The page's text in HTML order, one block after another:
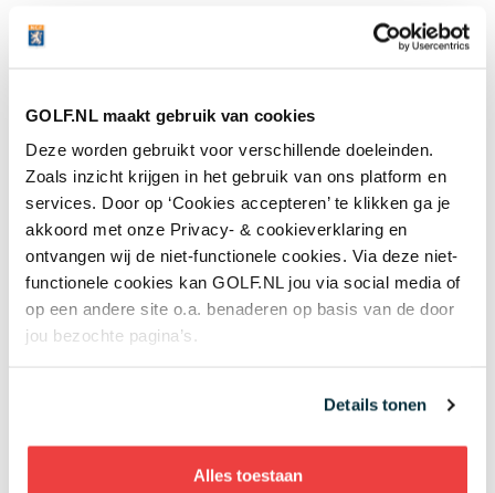
GOLF.NL maakt gebruik van cookies
Deze worden gebruikt voor verschillende doeleinden.
Zoals inzicht krijgen in het gebruik van ons platform en
services. Door op ‘Cookies accepteren’ te klikken ga je
akkoord met onze Privacy- & cookieverklaring en
ontvangen wij de niet-functionele cookies. Via deze niet-
functionele cookies kan GOLF.NL jou via social media of
op een andere site o.a. benaderen op basis van de door
jou bezochte pagina’s.
Details tonen
Alles toestaan
Topbaan
De goede prestaties van Colsaerts, Detry en met
zorgen voor meer media-aandacht. Dat heeft nog niet
geleid tot een hausse aan nieuwe golfers, maar de
sport zit wel degelijk in de lift. Het aantal
geregistreerde spelers – allemaal clubleden want aan
vrije golfers doen ze (wijselijk?) niet in België - groeit
langzaam maar gestaag naar nu pakweg 63.000
golfers. En daar zit relatief gezien veel jonge jeugd bij.
Na jaren van stilstand worden er eindelijk ook weer
Brussels is België in ieder geval een topbaan rijker. De
de tweede negen volgen in september. Bruno
Steensels is de architect. Bij ons tekende hij de holes